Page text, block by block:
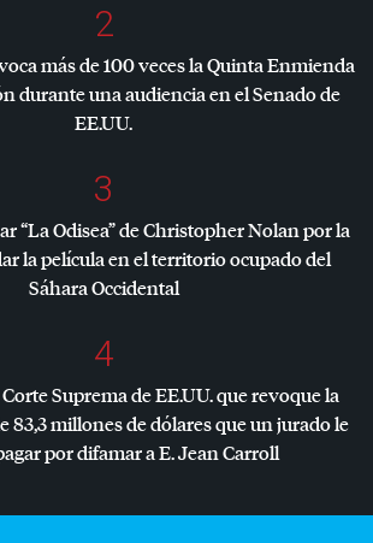
2
más de 100 veces la Quinta Enmienda
durante una audiencia en el Senado de
EE.UU.
3
“La Odisea” de Christopher Nolan por la
la película en el territorio ocupado del
Sáhara Occidental
4
Suprema de EE.UU. que revoque la
83,3 millones de dólares que un jurado le
por difamar a E. Jean Carroll